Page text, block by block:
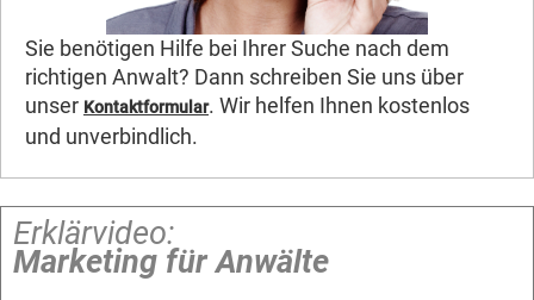
Sie benötigen Hilfe bei Ihrer Suche nach dem
richtigen Anwalt? Dann schreiben Sie uns über
unser Kontaktformular. Wir helfen Ihnen kostenlos
und unverbindlich.
Erklärvideo:
Marketing für Anwälte